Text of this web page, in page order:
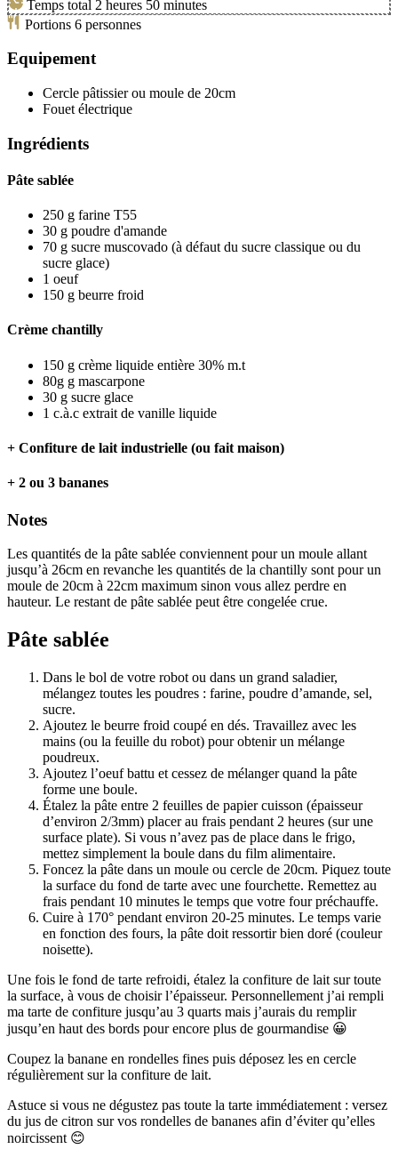
Temps total 2 heures 50 minutes
Portions 6 personnes
Equipement
Cercle pâtissier ou moule de 20cm
Fouet électrique
Ingrédients
Pâte sablée
250 g farine T55
30 g poudre d'amande
70 g sucre muscovado (à défaut du sucre classique ou du
sucre glace)
1 oeuf
150 g beurre froid
Crème chantilly
150 g crème liquide entière 30% m.t
80g g mascarpone
30 g sucre glace
1 c.à.c extrait de vanille liquide
+ Confiture de lait industrielle (ou fait maison)
+ 2 ou 3 bananes
Notes
Les quantités de la pâte sablée conviennent pour un moule allant
jusqu’à 26cm en revanche les quantités de la chantilly sont pour un
moule de 20cm à 22cm maximum sinon vous allez perdre en
hauteur. Le restant de pâte sablée peut être congelée crue.
Pâte sablée
Dans le bol de votre robot ou dans un grand saladier,
mélangez toutes les poudres : farine, poudre d’amande, sel,
sucre.
Ajoutez le beurre froid coupé en dés. Travaillez avec les
mains (ou la feuille du robot) pour obtenir un mélange
poudreux.
Ajoutez l’oeuf battu et cessez de mélanger quand la pâte
forme une boule.
Étalez la pâte entre 2 feuilles de papier cuisson (épaisseur
d’environ 2/3mm) placer au frais pendant 2 heures (sur une
surface plate). Si vous n’avez pas de place dans le frigo,
mettez simplement la boule dans du film alimentaire.
Foncez la pâte dans un moule ou cercle de 20cm. Piquez toute
la surface du fond de tarte avec une fourchette. Remettez au
frais pendant 10 minutes le temps que votre four préchauffe.
Cuire à 170° pendant environ 20-25 minutes. Le temps varie
en fonction des fours, la pâte doit ressortir bien doré (couleur
noisette).
Une fois le fond de tarte refroidi, étalez la confiture de lait sur toute
la surface, à vous de choisir l’épaisseur. Personnellement j’ai rempli
ma tarte de confiture jusqu’au 3 quarts mais j’aurais du remplir
jusqu’en haut des bords pour encore plus de gourmandise 😀
Coupez la banane en rondelles fines puis déposez les en cercle
régulièrement sur la confiture de lait.
Astuce si vous ne dégustez pas toute la tarte immédiatement : versez
du jus de citron sur vos rondelles de bananes afin d’éviter qu’elles
noircissent 😊